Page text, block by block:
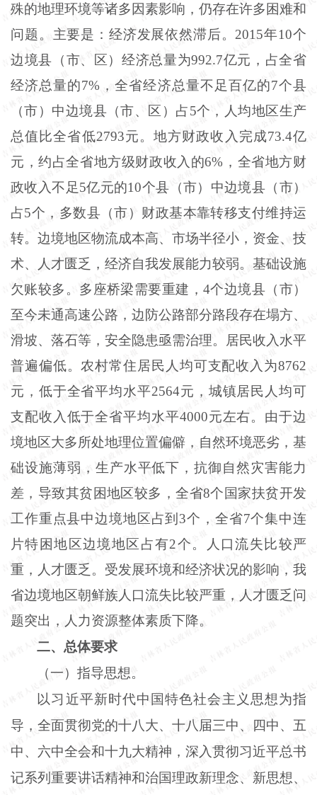
殊的地理环境等诸多因素影响，仍存在许多困难和
问题。主要是：经济发展依然滞后。 2015年10个
边境县（市、区）经济总量为992.7亿元，占全省
经济总量的7%，全省经济总量不足百亿的7个县
（市）中边境县（市、区）占5个，人均地区生产
总值比全省低2793元。地方财政收入完成73.4亿
元，约占全省地方级财政收入的6%，全省地方财
政收入不足5亿元的10个县（市）中边境县（市）
占5个，多数县（市）财政基本靠转移支付维持运
转。边境地区物流成本高、市场半径小，资金、技
术、人才匮乏，经济自我发展能力较弱。基础设施
欠账较多。多座桥梁需要重建，4个边境县（市）
至今未通高速公路，边防公路部分路段存在塌方、
滑坡、落石等，安全隐患亟需治理。居民收入水平
普遍偏低。农村常住居民人均可支配收入为8762
元，低于全省平均水平2564元，城镇居民人均可
支配收入低于全省平均水平4000元左右。由于边
境地区大多所处地理位置偏僻，自然环境恶劣，基
础设施薄弱，生产水平低下，抗御自然灾害能力
差，导致其贫困地区较多，全省8个国家扶贫开发
工作重点县中边境地区占到3个，全省7个集中连
片特困地区边境地区占有2个。人口流失比较严
重，人才匮乏。受发展环境和经济状况的影响，我
省边境地区朝鲜族人口流失比较严重，人才匮乏问
题突出，人力资源整体素质下降。
二、总体要求
（一）指导思想。
以习近平新时代中国特色社会主义思想为指
导，全面贯彻党的十八大、十八届三中、四中、五
中、六中全会和十九大精神，深入贯彻习近平总书
记系列重要讲话精神和治国理政新理念、新思想、